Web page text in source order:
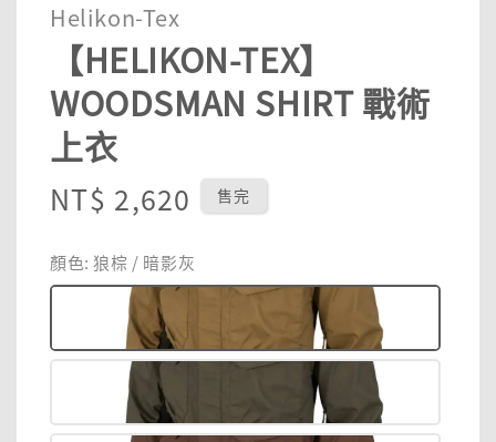
Helikon-Tex
【HELIKON-TEX】
WOODSMAN SHIRT 戰術
上衣
Regular
NT$ 2,620 售完
顏色: 狼棕 / 暗影灰